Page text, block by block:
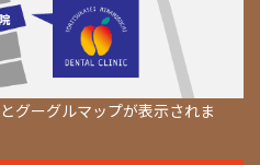
グーグルマップが表示されま